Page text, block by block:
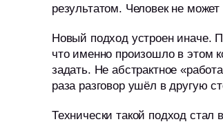
результатом. Человек не может
Новый подход устроен иначе.
что именно произошло в этом
задать. Не абстрактное
раза разговор ушёл в другую
Технически такой подход